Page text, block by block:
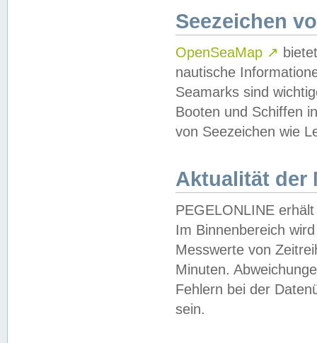
Seezeichen
OpenSeaMap ↗
nautische
Seamarks sind
Booten und Schiffen
von Seezeichen wie
Aktualität der
PEGELONLINE
Im Binnenbereich
Messwerte von
Minuten.
Fehlern bei der
sein.